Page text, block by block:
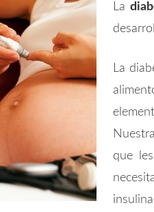
La
La
que